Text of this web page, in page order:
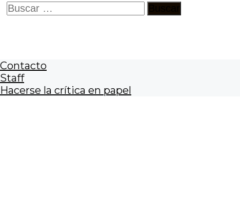
Buscar:
Contacto
Staff
Hacerse la crítica en papel